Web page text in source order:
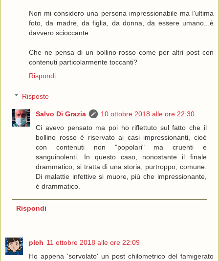
Non mi considero una persona impressionabile ma l'ultima
foto, da madre, da figlia, da donna, da essere umano...è
davvero scioccante.
Che ne pensa di un bollino rosso come per altri post con
contenuti particolarmente toccanti?
Rispondi
Risposte
Salvo Di Grazia
10 ottobre 2018 alle ore 22:30
Ci avevo pensato ma poi ho riflettuto sul fatto che il
bollino rosso è riservato ai casi impressionanti, cioè
con contenuti non "popolari" ma cruenti e
sanguinolenti. In questo caso, nonostante il finale
drammatico, si tratta di una storia, purtroppo, comune.
Di malattie infettive si muore, più che impressionante,
è drammatico.
Rispondi
plch 11 ottobre 2018 alle ore 22:09
Ho appena 'sorvolato' un post chilometrico del famigerato